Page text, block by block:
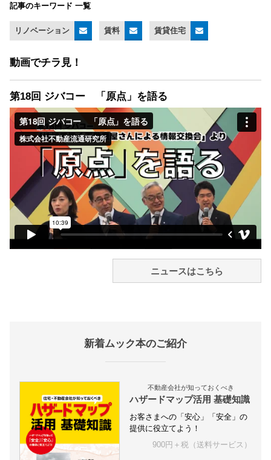
記事のキーワード 一覧
リノベーション 賃料 賃貸住宅
動画でチラ見！
第18回 ジバコー 「原点」を語る
ニュースはこちら
新着ムック本のご紹介
不動産会社が知っておくべき
ハザードマップ活用 基礎知識
お客さまへの「安心」「安全」の
提供に役立てよう！
900円＋税（送料サービス）